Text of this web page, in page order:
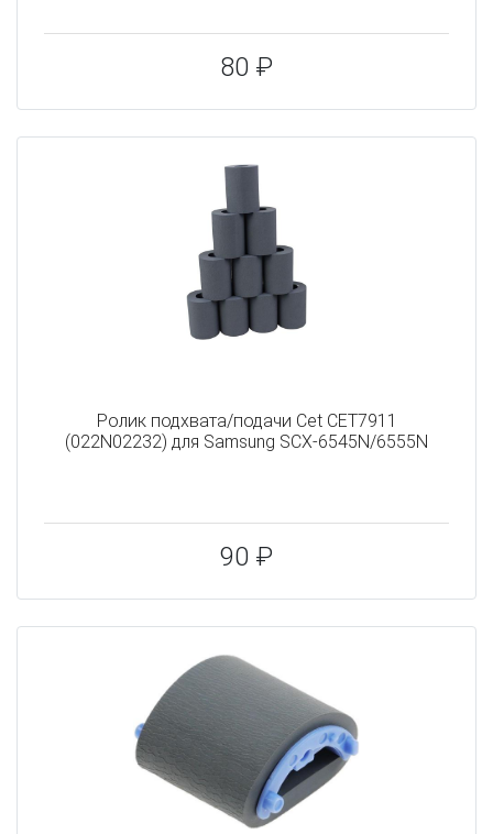
80 ₽
Ролик подхвата/подачи Cet CET7911
(022N02232) для Samsung SCX-6545N/6555N
90 ₽